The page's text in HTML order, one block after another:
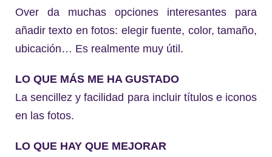
Over da muchas opciones interesantes para
añadir texto en fotos: elegir fuente, color, tamaño,
ubicación… Es realmente muy útil.
LO QUE MÁS ME HA GUSTADO
La sencillez y facilidad para incluir títulos e iconos
en las fotos.
LO QUE HAY QUE MEJORAR